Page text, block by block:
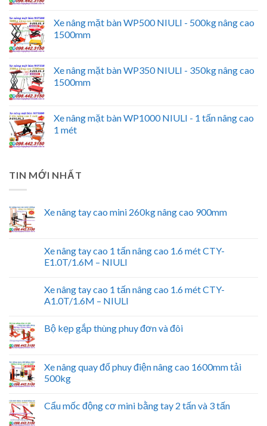
Xe nâng mặt bàn WP500 NIULI - 500kg nâng cao
1500mm
Xe nâng mặt bàn WP350 NIULI - 350kg nâng cao
1500mm
Xe nâng mặt bàn WP1000 NIULI - 1 tấn nâng cao
1 mét
TIN MỚI NHẤT
Xe nâng tay cao mini 260kg nâng cao 900mm
Xe nâng tay cao 1 tấn nâng cao 1.6 mét CTY-
E1.0T/1.6M – NIULI
Xe nâng tay cao 1 tấn nâng cao 1.6 mét CTY-
A1.0T/1.6M – NIULI
Bộ kẹp gắp thùng phuy đơn và đôi
Xe nâng quay đổ phuy điện nâng cao 1600mm tải
500kg
Cẩu mốc động cơ mini bằng tay 2 tấn và 3 tấn